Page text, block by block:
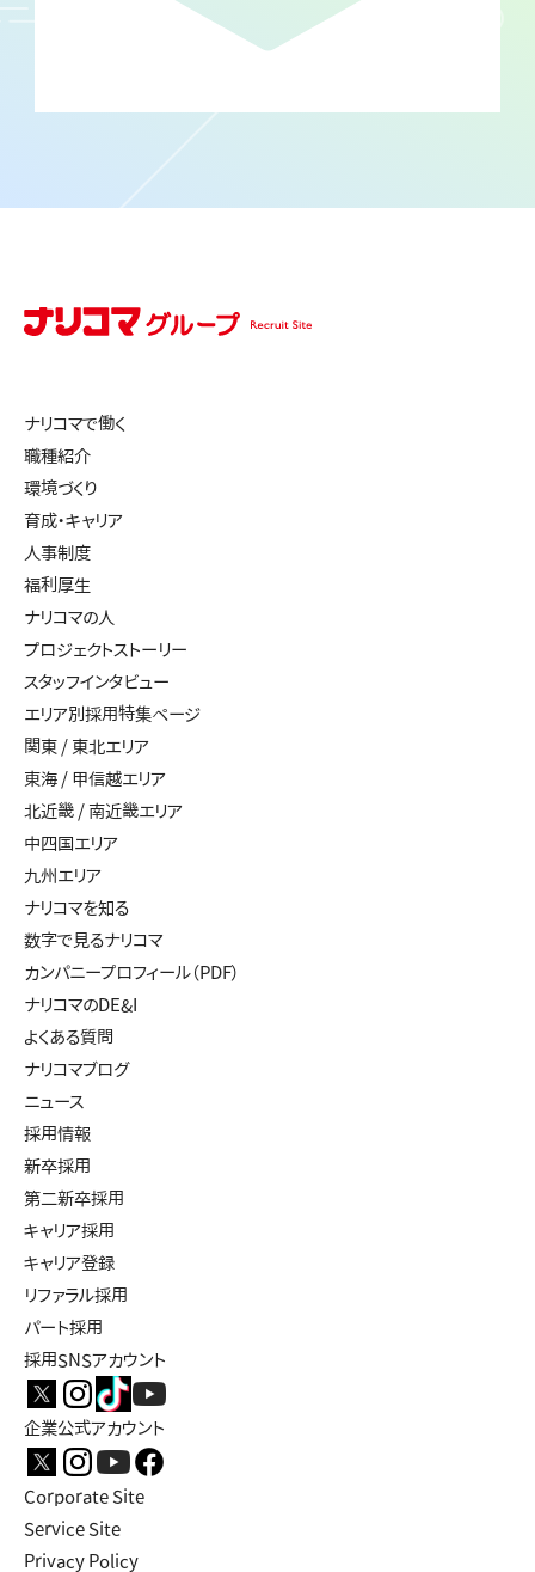
ナリコマで働く
職種紹介
環境づくり
育成・キャリア
人事制度
福利厚生
ナリコマの人
プロジェクトストーリー
スタッフインタビュー
エリア別採用特集ページ
関東 / 東北エリア
東海 / 甲信越エリア
北近畿 / 南近畿エリア
中四国エリア
九州エリア
ナリコマを知る
数字で見るナリコマ
カンパニープロフィール（PDF）
ナリコマのDE&I
よくある質問
ナリコマブログ
ニュース
採用情報
新卒採用
第二新卒採用
キャリア採用
キャリア登録
リファラル採用
パート採用
採用SNSアカウント
企業公式アカウント
Corporate Site
Service Site
Privacy Policy